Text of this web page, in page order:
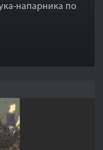
напарника по